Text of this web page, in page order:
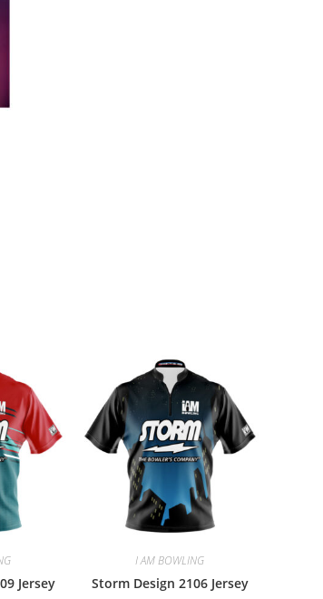
Jersey
I AM BOWLING
Storm Design 2106 Jersey